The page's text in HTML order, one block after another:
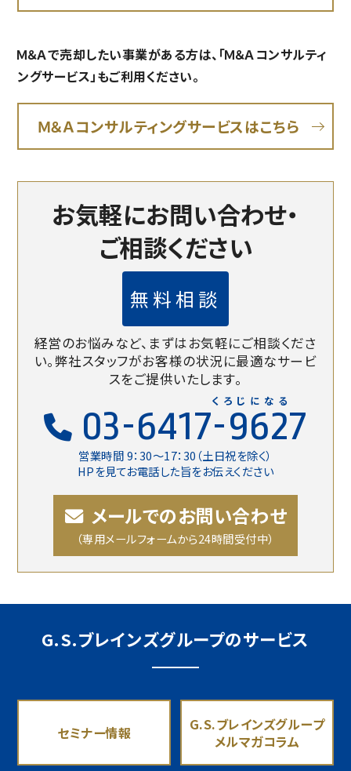
Ｍ＆Ａで売却したい事業がある方は、 「Ｍ＆Ａコンサルティ
ングサービス」もご利用ください。
Ｍ＆Ａコンサルティングサービスはこちら
お気軽にお問い合わせ・
ご相談ください
無料相談
経営のお悩みなど、まずはお気軽にご相談くださ
い。弊社スタッフがお客様の状況に最適なサービ
スをご提供いたします。
03-6417-9627
営業時間 9：30〜17：30（土日祝を除く）
HPを見てお電話した旨をお伝えください
くろじになる
メールでのお問い合わせ
（専用メールフォームから24時間受付中）
G.S.ブレインズグループのサービス
セミナー情報
G.S.ブレインズグループ
メルマガコラム